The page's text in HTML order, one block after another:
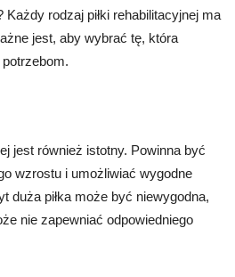
rodzaj piłki rehabilitacyjnej ma
jest, aby wybrać tę, która
jest również istotny. Powinna być
wzrostu i umożliwiać wygodne
duża piłka może być niewygodna,
nie zapewniać odpowiedniego